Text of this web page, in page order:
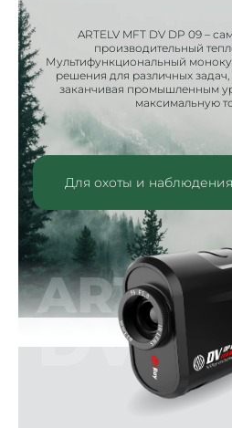
ARTELV MFT DV DP 09 –
производительный
Мультифункциональный
решения для различных
заканчивая промышленным
максимальную
Для охоты и наблюдения
Читать